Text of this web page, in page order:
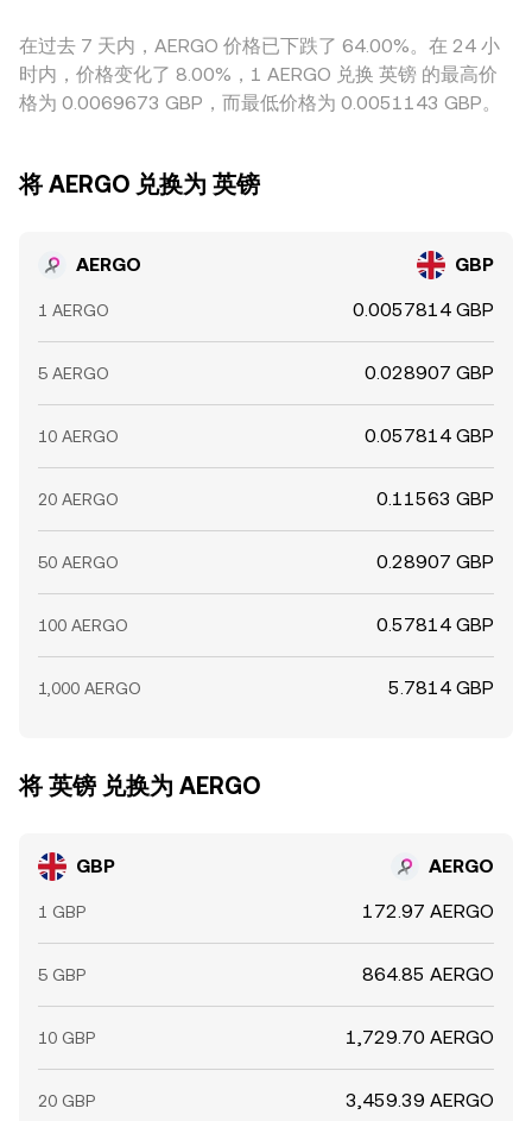
在过去 7 天内，AERGO 价格已下跌了 64.00%。在 24 小
时内，价格变化了 8.00%，1 AERGO 兑换 英镑 的最高价
格为 0.0069673 GBP，而最低价格为 0.0051143 GBP。
将 AERGO 兑换为 英镑
AERGO GBP
1 AERGO 0.0057814 GBP
5 AERGO 0.028907 GBP
10 AERGO 0.057814 GBP
20 AERGO 0.11563 GBP
50 AERGO 0.28907 GBP
100 AERGO 0.57814 GBP
1,000 AERGO 5.7814 GBP
将 英镑 兑换为 AERGO
GBP AERGO
1 GBP 172.97 AERGO
5 GBP 864.85 AERGO
10 GBP 1,729.70 AERGO
20 GBP 3,459.39 AERGO